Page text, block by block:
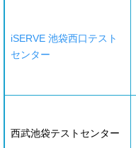
iSERVE 池袋西口テスト
センター
西武池袋テストセンター